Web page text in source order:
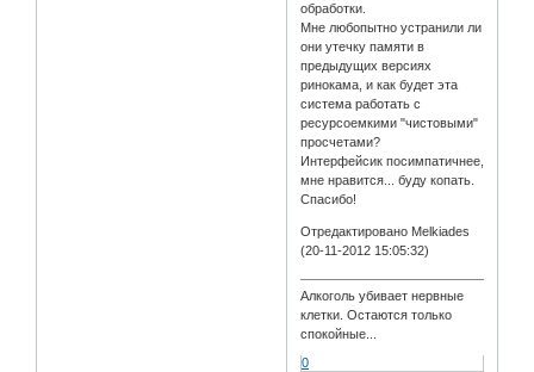
обработки.
Мне любопытно устранили ли
они утечку памяти в
предыдущих версиях
ринокама, и как будет эта
система работать с
ресурсоемкими "чистовыми"
просчетами?
Интерфейсик посимпатичнее,
мне нравится... буду копать.
Спасибо!
Отредактировано Melkiades
(20-11-2012 15:05:32)
Алкоголь убивает нервные
клетки. Остаются только
спокойные...
0